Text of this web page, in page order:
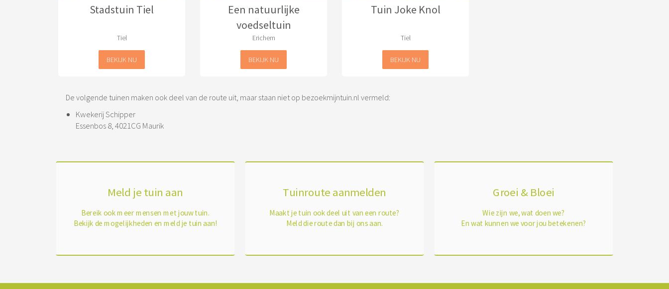
Stadstuin Tiel
Tiel
BEKIJK NU
Een natuurlijke
voedseltuin
Erichem
BEKIJK NU
Tuin Joke Knol
Tiel
BEKIJK NU
De volgende tuinen maken ook deel van de route uit, maar staan niet op bezoekmijntuin.nl vermeld:
Kwekerij Schipper
Essenbos 8, 4021CG Maurik
Meld je tuin aan
Bereik ook meer mensen met jouw tuin.
Bekijk de mogelijkheden en meld je tuin aan!
Tuinroute aanmelden
Maakt je tuin ook deel uit van een route?
Meld die route dan bij ons aan.
Groei & Bloei
Wie zijn we, wat doen we?
En wat kunnen we voor jou betekenen?